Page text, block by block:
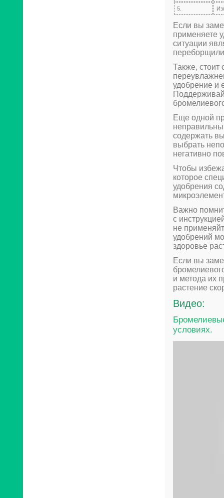
5.
Если вы
применяете
ситуации
Также, стоит
удобрение и
Еще одной
содержать
выбрать
негативно
Чтобы
которое
удобрения
Важно
с
не
удобрений
здоровье
Если вы
и метода их
растение
Видео:
условиях.